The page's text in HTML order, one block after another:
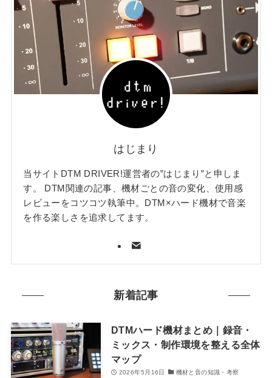
はじまり
当サイトDTM DRIVER!運営者の”はじまり”と申しま
す。 DTM関連の記事、機材ごとの音の変化、使用感
レビューをコツコツ執筆中。DTM×ハード機材で音楽
を作る楽しさを追求してます。
新着記事
DTMハード機材まとめ｜録音・
ミックス・制作環境を整える全体
マップ
2026年5月16日 機材と音の知識・考察